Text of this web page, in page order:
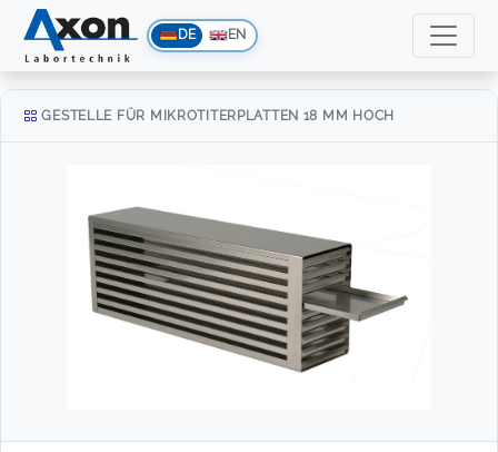
DE EN
GESTELLE FÜR MIKROTITERPLATTEN 18 MM HOCH